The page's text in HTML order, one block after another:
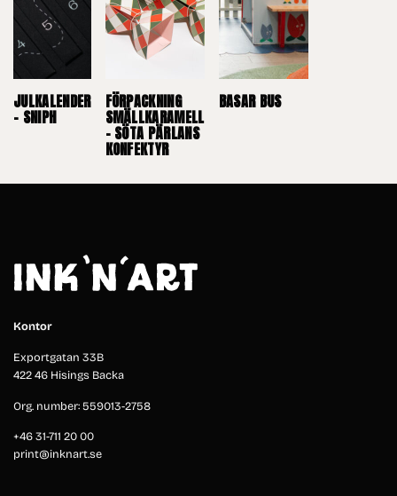
JULKALENDER
– SNIPH
FÖRPACKNING
SMÄLLKARAMELL
– SÖTA PÄRLANS
KONFEKTYR
BASAR BUS
Kontor
Exportgatan 33B
422 46 Hisings Backa
Org. number: 559013-2758
+46 31-711 20 00
print@inknart.se